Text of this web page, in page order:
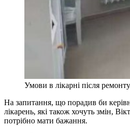
Умови в лікарні після
На запитання, що порадив би
лікарень, які також хочуть змін,
потрібно мати бажання.